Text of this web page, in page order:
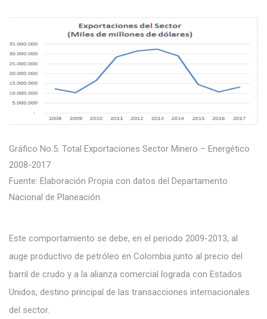
Gráfico No.5. Total Exportaciones Sector Minero – Energético
2008-2017
Fuente: Elaboración Propia con datos del Departamento
Nacional de Planeación.
Este comportamiento se debe, en el periodo 2009-2013, al
auge productivo de petróleo en Colombia junto al precio del
barril de crudo y a la alianza comercial lograda con Estados
Unidos, destino principal de las transacciones internacionales
del sector.